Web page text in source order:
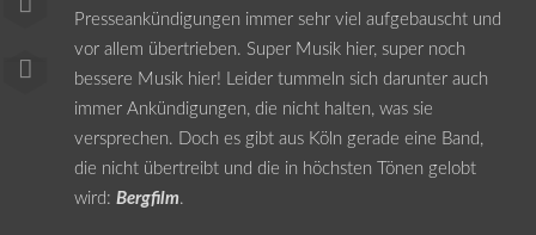
Presseankündigungen immer sehr viel aufgebauscht und
vor allem übertrieben. Super Musik hier, super noch
bessere Musik hier! Leider tummeln sich darunter auch
immer Ankündigungen, die nicht halten, was sie
versprechen. Doch es gibt aus Köln gerade eine Band,
die nicht übertreibt und die in höchsten Tönen gelobt
wird: Bergfilm.